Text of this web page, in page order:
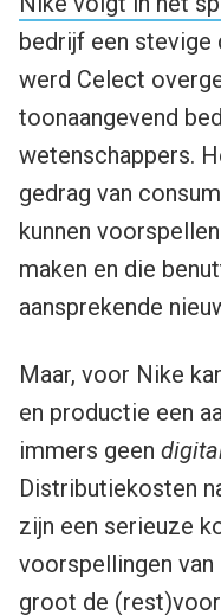
bedrijf een
werd Celect
toonaangevend
wetenschappers.
gedrag van
kunnen
maken en die
aansprekende
Maar, voor Nike
en productie een
immers geen
Distributiekosten
zijn een serieuze
voorspellingen van
groot de